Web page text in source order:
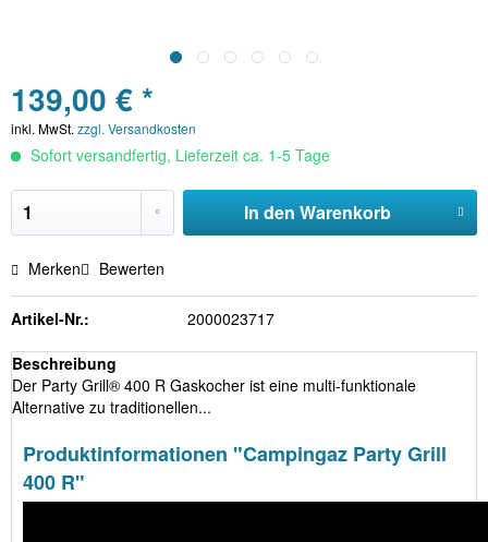
139,00 € *
inkl. MwSt. zzgl. Versandkosten
Sofort versandfertig, Lieferzeit ca. 1-5 Tage
In den Warenkorb
Merken Bewerten
Artikel-Nr.: 2000023717
Beschreibung
Der Party Grill® 400 R Gaskocher ist eine multi-funktionale
Alternative zu traditionellen...
Produktinformationen "Campingaz Party Grill
400 R"